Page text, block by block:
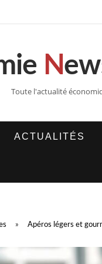
N
Toute l'actualité
ACTUALITÉS
» Apéros légers et